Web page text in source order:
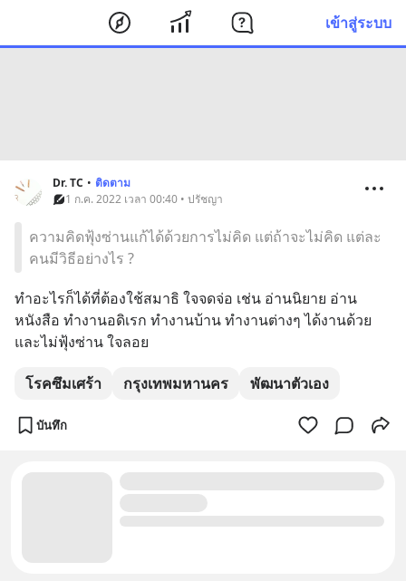
เข้าสู่ระบบ
Dr. TC • ติดตาม
1 ก.ค. 2022 เวลา 00:40 • ปรัชญา
ความคิดฟุ้งซ่านแก้ได้ด้วยการไม่คิด แต่ถ้าจะไม่คิด แต่ละ
คนมีวิธีอย่างไร ?
ทำอะไรก็ได้ที่ต้องใช้สมาธิ ใจจดจ่อ เช่น อ่านนิยาย อ่าน
หนังสือ ทำงานอดิเรก ทำงานบ้าน ทำงานต่างๆ ได้งานด้วย
และไม่ฟุ้งซ่าน ใจลอย
โรคซึมเศร้า กรุงเทพมหานคร พัฒนาตัวเอง
บันทึก